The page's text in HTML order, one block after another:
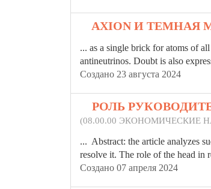
AXION И ТЕМНАЯ
... as a single brick for atoms of
antineutrinos. Doubt is also
Создано 23 августа 2024
РОЛЬ
(08.00.00 ЭКОНОМИЧЕСКИЕ
... Abstract: the article analyzes
resolve it. The role of the head in
Создано 07 апреля 2024